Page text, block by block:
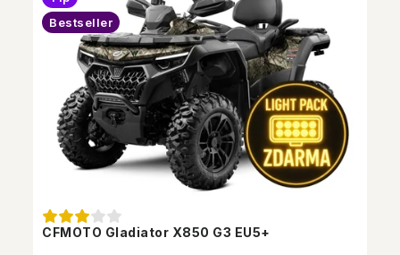
CFMOTO Gladiator X850 G3 EU5+
Bestseller